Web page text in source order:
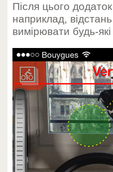
Після цього
наприклад,
вимірювати будь-